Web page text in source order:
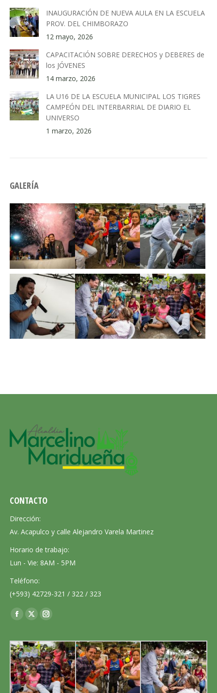
INAUGURACIÓN DE NUEVA AULA EN LA ESCUELA
PROV. DEL CHIMBORAZO
12 mayo, 2026
CAPACITACIÓN SOBRE DERECHOS y DEBERES de
los JÓVENES
14 marzo, 2026
LA U16 DE LA ESCUELA MUNICIPAL LOS TIGRES
CAMPEÓN DEL INTERBARRIAL DE DIARIO EL
UNIVERSO
1 marzo, 2026
GALERÍA
CONTACTO
Dirección:
Av. Acapulco y calle Alejandro Varela Martinez
Horario de trabajo:
Lun - Vie: 8AM - 5PM
Teléfono:
(+593) 42729-321 / 322 / 323
Encuéntranos en:
Facebook
opens
in
new
window
X
opens
in
new
window
Instagram
opens
in
new
window